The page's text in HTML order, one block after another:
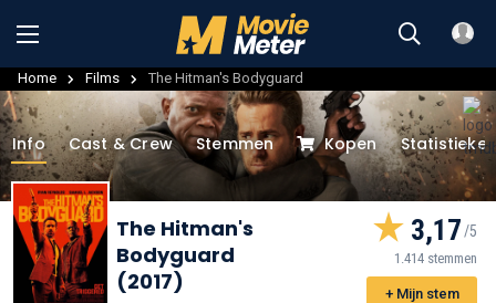
Home Films The Hitman's Bodyguard
Info Cast & Crew Stemmen Kopen
The Hitman's
Bodyguard
(2017)
3,17
1.414 stemmen
+ Mijn stem